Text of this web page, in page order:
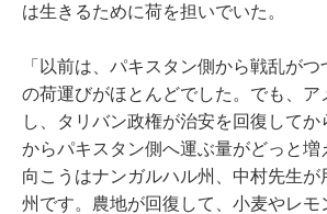
は生きるために荷を担いでいた。
「以前は、パキスタン側から戦乱が
の荷運びがほとんどでした。でも、ア
し、タリバン政権が治安を回復してか
からパキスタン側へ運ぶ量がどっと増
向こうはナンガルハル州、中村先生が
州です。農地が回復して、小麦やレモ